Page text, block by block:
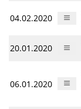
04.02.2020
20.01.2020
06.01.2020